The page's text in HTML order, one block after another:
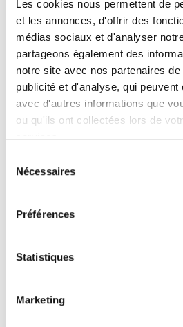
Les cookies nous permettent de
et les annonces, d'offrir des
médias sociaux et d'analyser
partageons également des
notre site avec nos partenaires
publicité et d'analyse, qui
avec d'autres informations que
ou qu'ils ont collectées lors de
services.
Nécessaires
Préférences
Statistiques
Marketing
DESCRIPTIF
BELVAUX
BELVALLEE - MAISON 40
951 144,00 €
Pour plus d’informations sur
prendre contact avec
Afafe FAHI